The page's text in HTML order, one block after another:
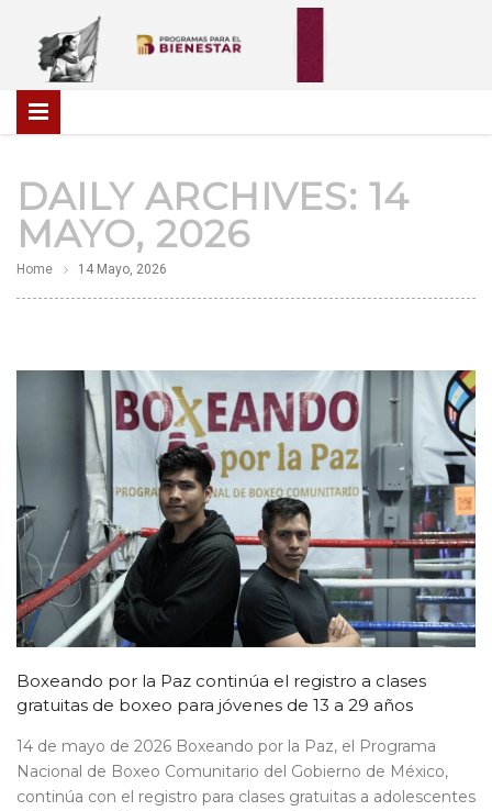
DAILY ARCHIVES: 14
MAYO, 2026
Home 14 Mayo, 2026
Boxeando por la Paz continúa el registro a clases
gratuitas de boxeo para jóvenes de 13 a 29 años
14 de mayo de 2026 Boxeando por la Paz, el Programa
Nacional de Boxeo Comunitario del Gobierno de México,
continúa con el registro para clases gratuitas a adolescentes